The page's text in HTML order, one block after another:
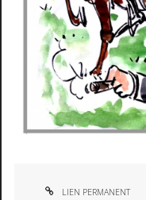
LIEN PERMANENT